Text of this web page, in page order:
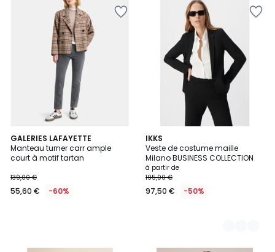
GALERIES LAFAYETTE
Manteau turner carr ample
court à motif tartan
139,00 €
55,60 € -60%
IKKS
Veste de costume maille
Milano BUSINESS COLLECTION
à partir de
195,00 €
97,50 € -50%
2
Couleurs